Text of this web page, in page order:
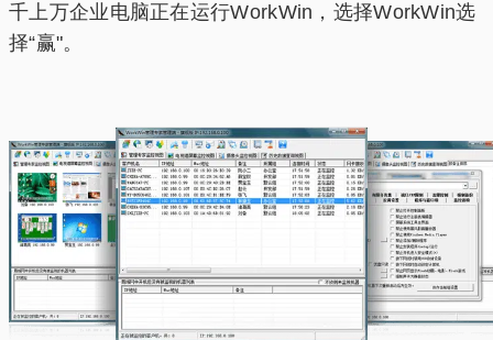
千上万企业电脑正在运行WorkWin，选择WorkWin选
择“赢"。